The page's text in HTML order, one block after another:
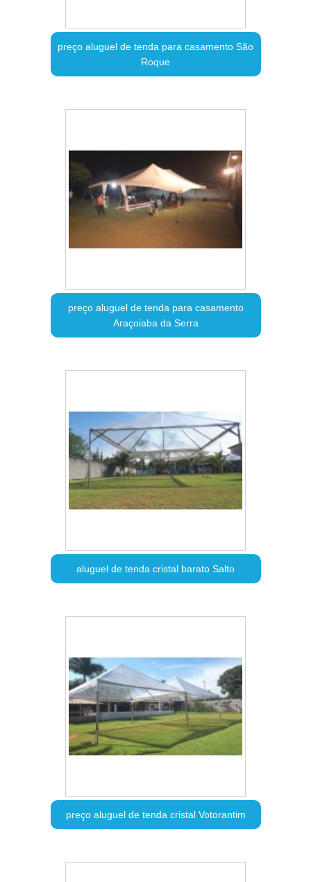
preço aluguel de tenda para casamento São
Roque
preço aluguel de tenda para casamento
Araçoiaba da Serra
aluguel de tenda cristal barato Salto
preço aluguel de tenda cristal Votorantim